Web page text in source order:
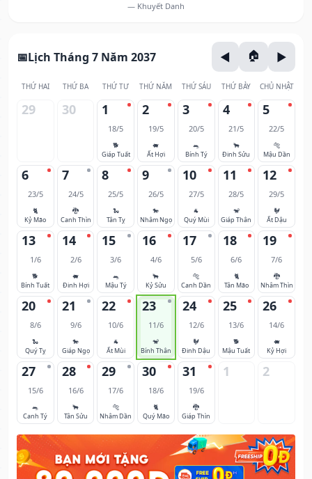
— Khuyết Danh
Lịch Tháng 7 Năm 2037
THỨ HAI THỨ BA THỨ TƯ THỨ NĂM THỨ SÁU THỨ BẢY CHỦ NHẬT
29 30 1
18/5
🐕
Giáp Tuất
2
19/5
🐖
Ất Hợi
3
20/5
🐀
Bính Tý
4
21/5
🐂
Đinh Sửu
5
22/5
🐅
Mậu Dần
6
23/5
🐈
Kỷ Mão
7
24/5
🐉
Canh Thìn
8
25/5
🐍
Tân Tỵ
9
26/5
🐎
Nhâm Ngọ
10
27/5
🐐
Quý Mùi
11
28/5
🐒
Giáp Thân
12
29/5
🐓
Ất Dậu
13
1/6
🐕
Bính Tuất
14
2/6
🐖
Đinh Hợi
15
3/6
🐀
Mậu Tý
16
4/6
🐂
Kỷ Sửu
17
5/6
🐅
Canh Dần
18
6/6
🐈
Tân Mão
19
7/6
🐉
Nhâm Thìn
20
8/6
🐍
Quý Tỵ
21
9/6
🐎
Giáp Ngọ
22
10/6
🐐
Ất Mùi
23
11/6
🐒
Bính Thân
24
12/6
🐓
Đinh Dậu
25
13/6
🐕
Mậu Tuất
26
14/6
🐖
Kỷ Hợi
27
15/6
🐀
Canh Tý
28
16/6
🐂
Tân Sửu
29
17/6
🐅
Nhâm Dần
30
18/6
🐈
Quý Mão
31
19/6
🐉
Giáp Thìn
1 2